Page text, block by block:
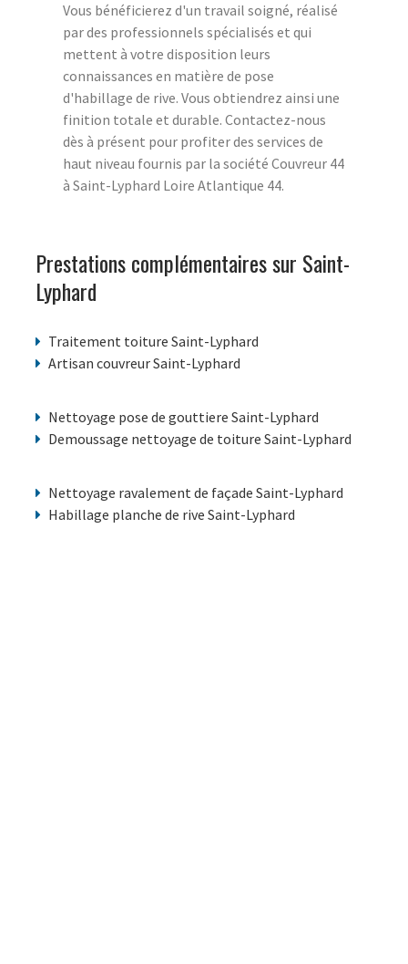
Vous bénéficierez d'un travail soigné, réalisé
par des professionnels spécialisés et qui
mettent à votre disposition leurs
connaissances en matière de pose
d'habillage de rive. Vous obtiendrez ainsi une
finition totale et durable. Contactez-nous
dès à présent pour profiter des services de
haut niveau fournis par la société Couvreur 44
à Saint-Lyphard Loire Atlantique 44.
Prestations complémentaires sur Saint-
Lyphard
Traitement toiture Saint-Lyphard
Artisan couvreur Saint-Lyphard
Nettoyage pose de gouttiere Saint-Lyphard
Demoussage nettoyage de toiture Saint-Lyphard
Nettoyage ravalement de façade Saint-Lyphard
Habillage planche de rive Saint-Lyphard